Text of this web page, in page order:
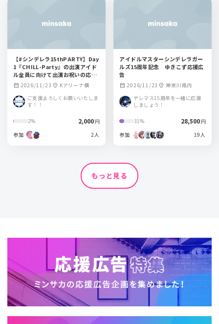
【#シンデレラ15thPARTY】Day
1『CHILL-Party』の出演アイド
ル全員に向けて出演お祝いの応援
広告を掲出しませんか？
calendar_month 2026/11/23 location_on Kアリーナ横浜
周辺の某所（詳細
は掲出開始日正午
ご支援よろしくお願いいたしま
す！！
2% 2,000円
参加
2人
アイドルマスターシンデレラガー
ルズ15周年記念 ゆきこず応援広
告
calendar_month 2026/11/23 location_on 神奈川県内
デレマス15周年を一緒に応援
しましょう！
31% 28,500円
参加
19人
もっと見る